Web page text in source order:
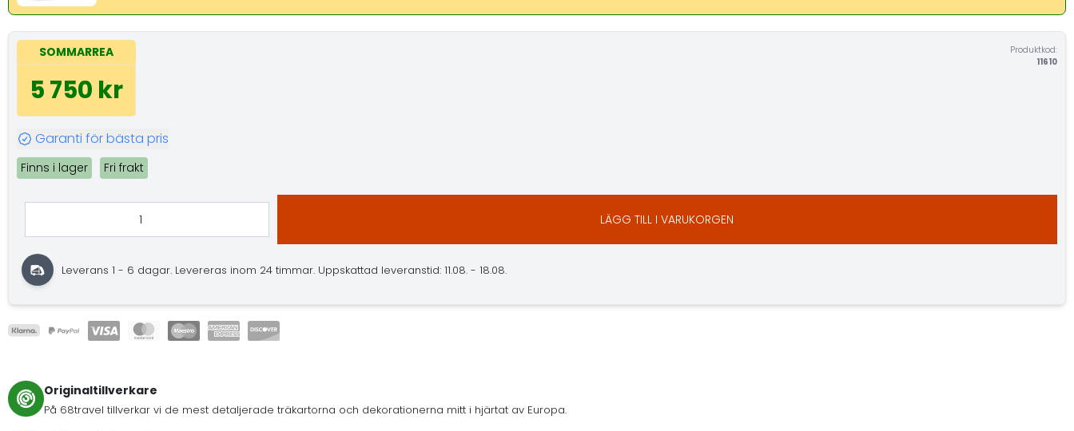
SOMMARREA
5 750 kr
Produktkod:
11610
Garanti för bästa pris
Finns i lager Fri frakt
LÄGG TILL I VARUKORGEN
Leverans 1 - 6 dagar. Levereras inom 24 timmar. Uppskattad leveranstid: 11.08. - 18.08.
Originaltillverkare
På 68travel tillverkar vi de mest detaljerade träkartorna och dekorationerna mitt i hjärtat av Europa.